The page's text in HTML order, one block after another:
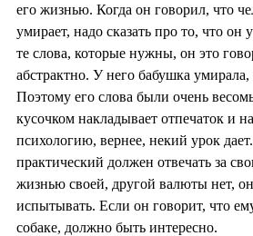
его жизнью. Когда он говорил, что
умирает, надо сказать про то, что он
те слова, которые нужны, он это
абстрактно. У него бабушка умирала,
Поэтому его слова были очень
кусочком накладывает отпечаток и
психологию, вернее, некий урок
практический должен отвечать за
жизнью своей, другой валюты нет,
испытывать. Если он говорит, что
собаке, должно быть интересно.